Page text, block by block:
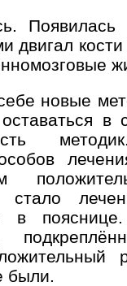
Появилась
двигал
новые
в
стало
в
были.